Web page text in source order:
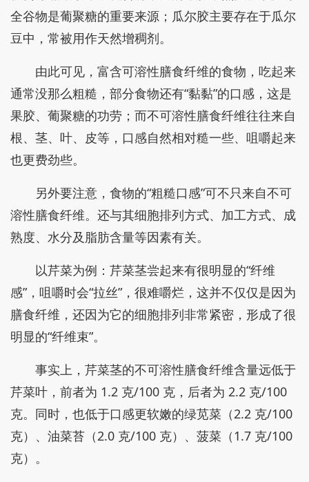
全谷物是葡聚糖的重要来源；瓜尔胶主要存在于瓜尔
豆中，常被用作天然增稠剂。
由此可见，富含可溶性膳食纤维的食物，吃起来
通常没那么粗糙，部分食物还有“黏黏”的口感，这是
果胶、葡聚糖的功劳；而不可溶性膳食纤维往往来自
根、茎、叶、皮等，口感自然相对糙一些、咀嚼起来
也更费劲些。
另外要注意，食物的“粗糙口感”可不只来自不可
溶性膳食纤维。还与其细胞排列方式、加工方式、成
熟度、水分及脂肪含量等因素有关。
以芹菜为例：芹菜茎尝起来有很明显的“纤维
感”，咀嚼时会“拉丝”，很难嚼烂，这并不仅仅是因为
膳食纤维，还因为它的细胞排列非常紧密，形成了很
明显的“纤维束”。
事实上，芹菜茎的不可溶性膳食纤维含量远低于
芹菜叶，前者为 1.2 克/100 克，后者为 2.2 克/100
克。同时，也低于口感更软嫩的绿苋菜（2.2 克/100
克）、油菜苔（2.0 克/100 克）、菠菜（1.7 克/100
克）。